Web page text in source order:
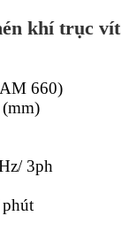
khí trục vít
660)
3ph